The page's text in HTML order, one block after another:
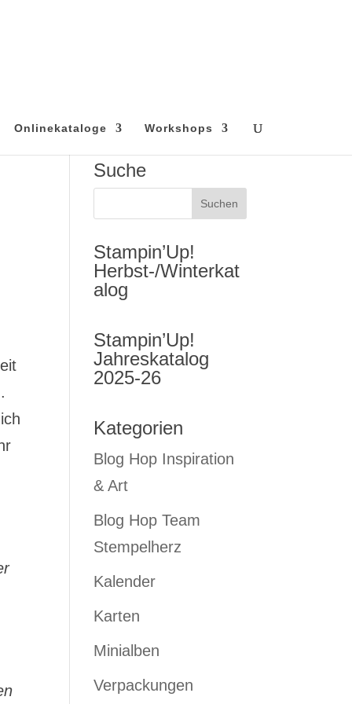
Onlinekataloge Workshops
Suche
Stampin’Up!
Herbst-/Winterkat
alog
Stampin’Up!
Jahreskatalog
2025-26
Kategorien
Blog Hop Inspiration
& Art
Blog Hop Team
Stempelherz
Kalender
Karten
Minialben
Verpackungen